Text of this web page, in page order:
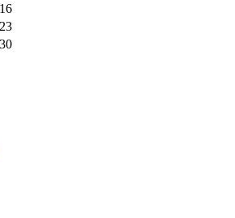
16
23
30